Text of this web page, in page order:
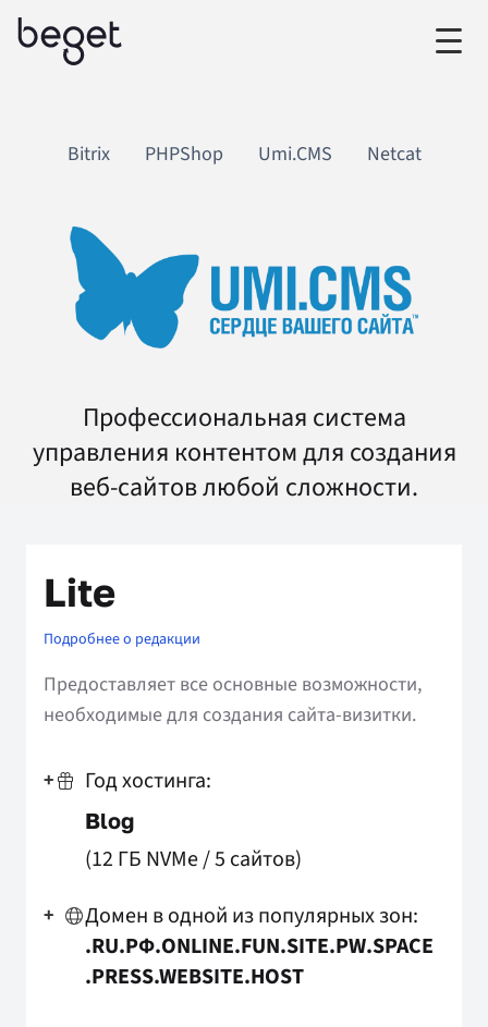
Bitrix PHPShop Umi.CMS Netcat
Профессиональная система
управления контентом для создания
веб-сайтов любой сложности.
Lite
Подробнее о редакции
Предоставляет все основные возможности,
необходимые для создания сайта-визитки.
+ Год хостинга:
Blog
(12 ГБ NVMe/5 сайтов)
+
Домен в одной из популярных зон:
.RU.РФ.ONLINE.FUN.SITE.PW.SPACE
.PRESS.WEBSITE.HOST